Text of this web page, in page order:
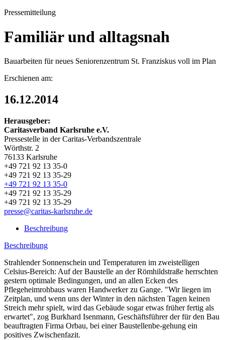
Pressemitteilung
Familiär und alltagsnah
Bauarbeiten für neues Seniorenzentrum St. Franziskus voll im Plan
Erschienen am:
16.12.2014
Herausgeber:
Caritasverband Karlsruhe e.V.
Pressestelle in der Caritas-Verbandszentrale
Wörthstr. 2
76133 Karlsruhe
+49 721 92 13 35-0
+49 721 92 13 35-29
+49 721 92 13 35-0
+49 721 92 13 35-29
+49 721 92 13 35-29
presse@caritas-karlsruhe.de
Beschreibung
Beschreibung
Strahlender Sonnenschein und Temperaturen im zweistelligen
Celsius-Bereich: Auf der Baustelle an der Römhildstraße herrschten
gestern optimale Bedingungen, und an allen Ecken des
Pflegeheimrohbaus waren Handwerker zu Gange. "Wir liegen im
Zeitplan, und wenn uns der Winter in den nächsten Tagen keinen
Streich mehr spielt, wird das Gebäude sogar etwas früher fertig als
erwartet", zog Burkhard Isenmann, Geschäftsführer der für den Bau
beauftragten Firma Orbau, bei einer Baustellenbe-gehung ein
positives Zwischenfazit.